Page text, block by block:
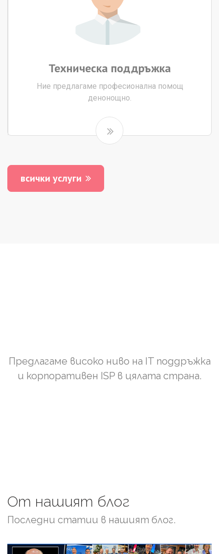
Техническа поддръжка
Ние предлагаме професионална помощ
денонощно.
всички услуги
Предлагаме високо ниво на IT поддръжка
и корпоративен ISP в цялата страна.
От нашият блог
Последни статии в нашият блог.